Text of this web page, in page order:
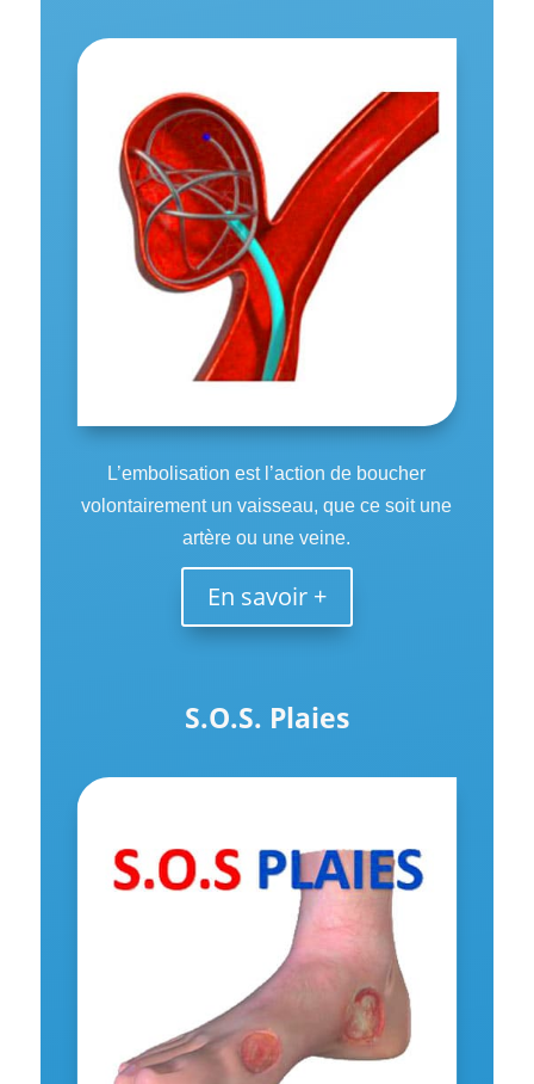
L’embolisation est l’action de boucher
volontairement un vaisseau, que ce soit une
artère ou une veine.
En savoir +
S.O.S. Plaies